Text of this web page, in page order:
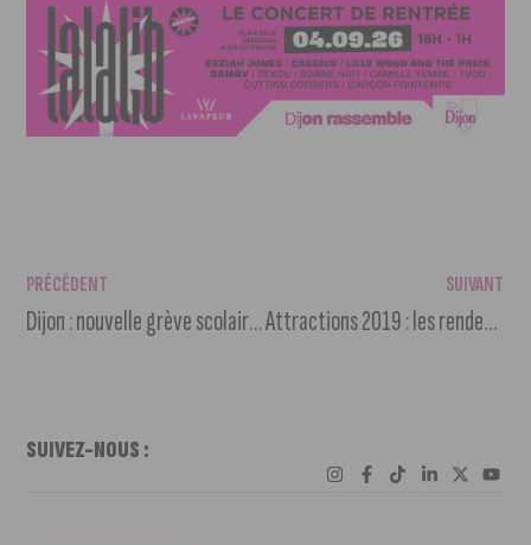
PRÉCÉDENT
Dijon : nouvelle grève scolaire pour le climat vendredi
SUIVANT
Attractions 2019 : les rendez-vous du cirque actuel à Fontaine d’Ouche
SUIVEZ-NOUS :